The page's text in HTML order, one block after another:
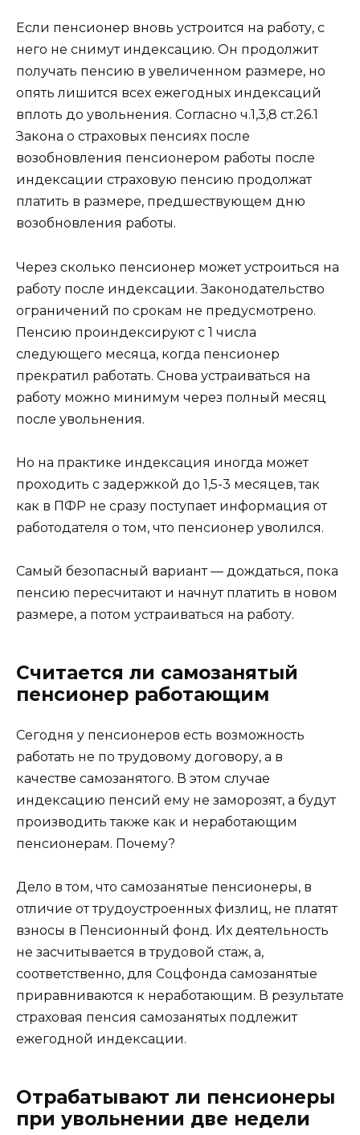
Если пенсионер вновь устроится на работу, с
него не снимут индексацию. Он продолжит
получать пенсию в увеличенном размере, но
опять лишится всех ежегодных индексаций
вплоть до увольнения. Согласно ч.1,3,8 ст.26.1
Закона о страховых пенсиях после
возобновления пенсионером работы после
индексации страховую пенсию продолжат
платить в размере, предшествующем дню
возобновления работы.
Через сколько пенсионер может устроиться на
работу после индексации. Законодательство
ограничений по срокам не предусмотрено.
Пенсию проиндексируют с 1 числа
следующего месяца, когда пенсионер
прекратил работать. Снова устраиваться на
работу можно минимум через полный месяц
после увольнения.
Но на практике индексация иногда может
проходить с задержкой до 1,5-3 месяцев, так
как в ПФР не сразу поступает информация от
работодателя о том, что пенсионер уволился.
Самый безопасный вариант — дождаться, пока
пенсию пересчитают и начнут платить в новом
размере, а потом устраиваться на работу.
Считается ли самозанятый
пенсионер работающим
Сегодня у пенсионеров есть возможность
работать не по трудовому договору, а в
качестве самозанятого. В этом случае
индексацию пенсий ему не заморозят, а будут
производить также как и неработающим
пенсионерам. Почему?
Дело в том, что самозанятые пенсионеры, в
отличие от трудоустроенных физлиц, не платят
взносы в Пенсионный фонд. Их деятельность
не засчитывается в трудовой стаж, а,
соответственно, для Соцфонда самозанятые
приравниваются к неработающим. В результате
страховая пенсия самозанятых подлежит
ежегодной индексации.
Отрабатывают ли пенсионеры
при увольнении две недели